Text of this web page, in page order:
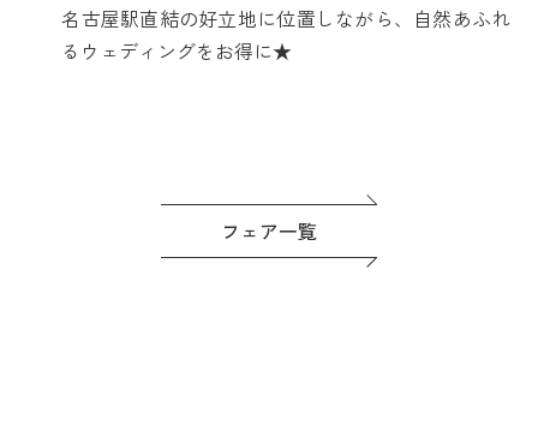
名古屋駅直結の好立地に位置しながら、自然あふれ
るウェディングをお得に★
フェア一覧